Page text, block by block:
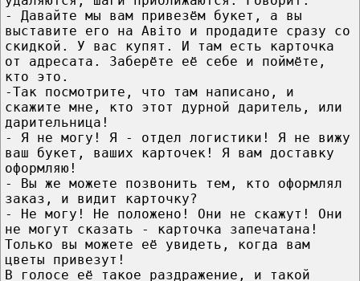
- Давайте мы вам привезём букет, а вы
выставите его на Авiто и продадите сразу со
скидкой. У вас купят. И там есть карточка
от адресата. Заберёте её себе и поймёте,
кто это.
-Так посмотрите, что там написано, и
скажите мне, кто этот дурной даритель, или
дарительница!
- Я не могу! Я - отдел логистики! Я не вижу
ваш букет, ваших карточек! Я вам доставку
оформляю!
- Вы же можете позвонить тем, кто оформлял
заказ, и видит карточку?
- Не могу! Не положено! Они не скажут! Они
не могут сказать - карточка запечатана!
Только вы можете её увидеть, когда вам
цветы привезут!
В голосе её такое раздражение, и такой